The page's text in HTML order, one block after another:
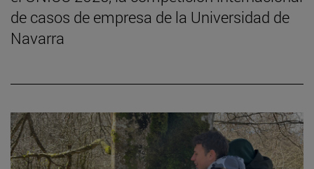
de casos de empresa de la Universidad de
Navarra